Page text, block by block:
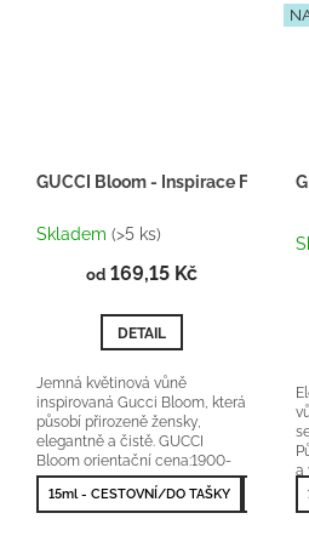
GUCCI Bloom - Inspirace F034
Skladem (>5 ks)
od 169,15 Kč
DETAIL
Jemná květinová vůně
inspirovaná Gucci Bloom, která
působí přirozeně žensky,
elegantně a čistě. GUCCI
Bloom orientační cena:1900-
2600Kč/50 ml
15ml - CESTOVNÍ/DO TAŠKY 50ml -
a